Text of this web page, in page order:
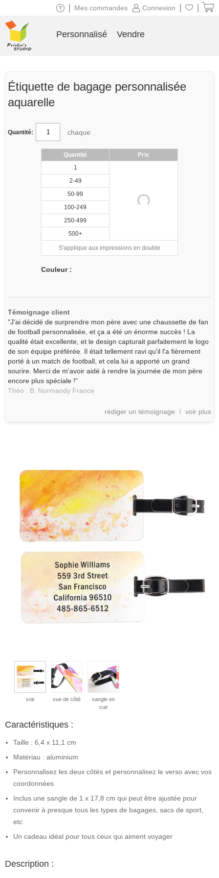
Étiquette de bagage personnalisée
aquarelle
Quantité: chaque
Quantité
Prix
1
2-49
50-99
100-249
250-499
500+
S'applique aux impressions en double
Couleur :
Témoignage client
"J'ai décidé de surprendre mon père avec une chaussette de fan
de football personnalisée, et ça a été un énorme succès ! La
qualité était excellente, et le design capturait parfaitement le logo
de son équipe préférée. Il était tellement ravi qu'il l'a fièrement
porté à un match de football, et cela lui a apporté un grand
sourire. Merci de m'avoir aidé à rendre la journée de mon père
encore plus spéciale !"
Théo . B, Normandy France
rédiger un témoignage voir plus
voir vue de côté
sangle en
cuir
Caractéristiques :
Taille : 6,4 x 11,1 cm
Matériau : aluminium
Personnalisez les deux côtés et personnalisez le verso avec vos
coordonnées
Inclus une sangle de 1 x 17,8 cm qui peut être ajustée pour
convenir à presque tous les types de bagages, sacs de sport,
etc
Un cadeau idéal pour tous ceux qui aiment voyager
Description :
Connexion
Mes commandes
Personnalisé Vendre